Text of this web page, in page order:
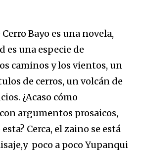
Bayo es una novela,
es una especie de
caminos y los vientos, un
de cerros, un volcán de
¿Acaso cómo
argumentos prosaicos,
Cerca, el zaino se está
poco a poco Yupanqui